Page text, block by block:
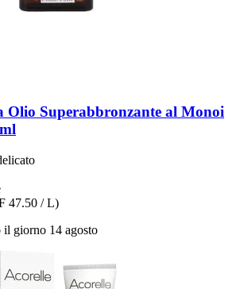
Olio Superabbronzante al Monoi
47.50 / L)
il giorno 14 agosto